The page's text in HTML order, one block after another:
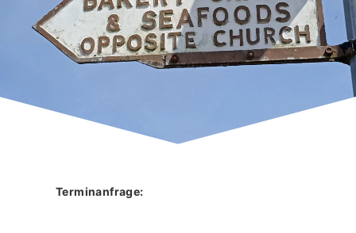
Terminanfrage: